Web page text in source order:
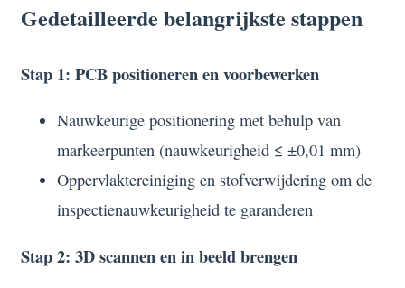
Gedetailleerde belangrijkste stappen
Stap 1: PCB positioneren en voorbewerken
Nauwkeurige positionering met behulp van
markeerpunten (nauwkeurigheid ≤ ±0,01 mm)
Oppervlaktereiniging en stofverwijdering om de
inspectienauwkeurigheid te garanderen
Stap 2: 3D scannen en in beeld brengen